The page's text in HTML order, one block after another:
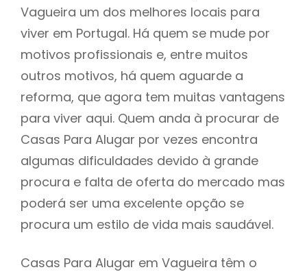
Vagueira um dos melhores locais para
viver em Portugal. Há quem se mude por
motivos profissionais e, entre muitos
outros motivos, há quem aguarde a
reforma, que agora tem muitas vantagens
para viver aqui. Quem anda à procurar de
Casas Para Alugar por vezes encontra
algumas dificuldades devido à grande
procura e falta de oferta do mercado mas
poderá ser uma excelente opção se
procura um estilo de vida mais saudável.
Casas Para Alugar em Vagueira têm o